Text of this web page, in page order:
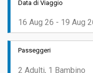
Data di Viaggio
Passeggeri